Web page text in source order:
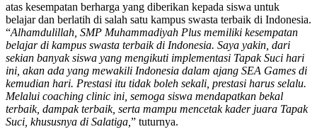
atas kesempatan berharga yang diberikan kepada siswa untuk
belajar dan berlatih di salah satu kampus swasta terbaik di Indonesia.
“Alhamdulillah, SMP Muhammadiyah Plus memiliki kesempatan
belajar di kampus swasta terbaik di Indonesia. Saya yakin, dari
sekian banyak siswa yang mengikuti implementasi Tapak Suci hari
ini, akan ada yang mewakili Indonesia dalam ajang SEA Games di
kemudian hari. Prestasi itu tidak boleh sekali, prestasi harus selalu.
Melalui coaching clinic ini, semoga siswa mendapatkan bekal
terbaik, dampak terbaik, serta mampu mencetak kader juara Tapak
Suci, khususnya di Salatiga,” tuturnya.